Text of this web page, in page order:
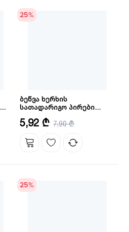
25%
ბეწვა ხერხის
სათადარიგო პირები
რაოდენობა: 5
5,92 ₾ 7,90 ₾
25%